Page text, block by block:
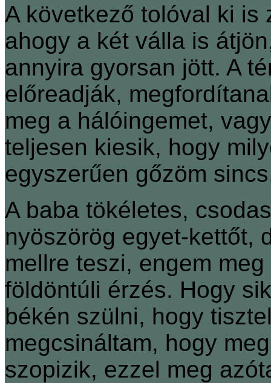
A következő tolóval ki is
ahogy a két válla is
annyira gyorsan jött. A
előreadják,
meg a hálóingemet,
teljesen kiesik, hogy
egyszerűen gőzöm
A baba tökéletes,
nyöszörög egyet-kettőt,
mellre teszi, engem
földöntúli érzés. Hogy
békén szülni, hogy
megcsináltam, hogy
szopizik, ezzel meg